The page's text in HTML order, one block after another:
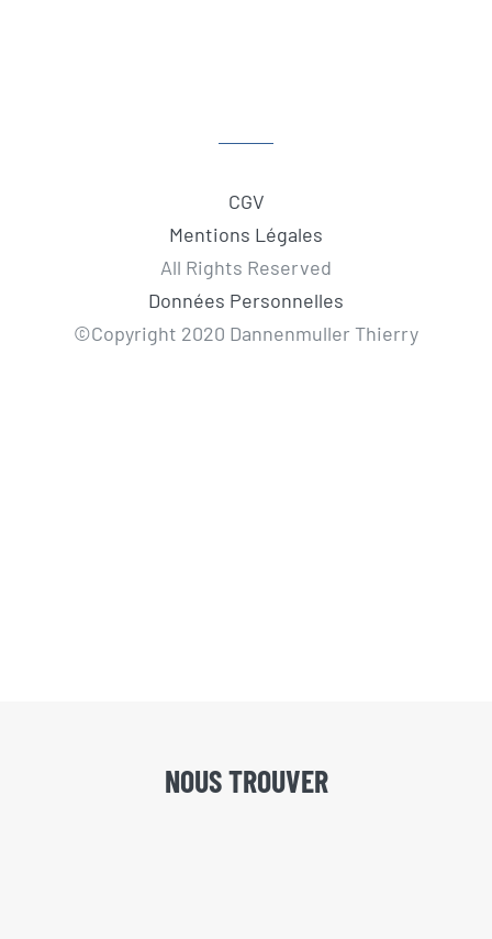
CGV
Mentions Légales
All Rights Reserved
Données Personnelles
©Copyright 2020 Dannenmuller Thierry
NOUS TROUVER